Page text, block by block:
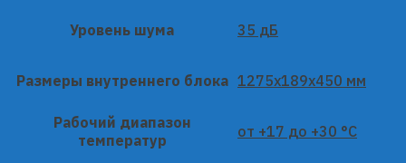
Уровень шума 35 дБ
Размеры внутреннего блока 1275x189x450 мм
Рабочий диапазон
температур
от +17 до +30 °C